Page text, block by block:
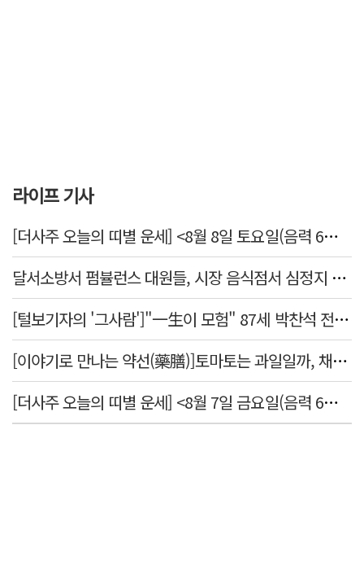
라이프 기사
[더사주 오늘의 띠별 운세] <8월 8일 토요일(음력 6월26일)>
달서소방서 펌뷸런스 대원들, 시장 음식점서 심정지 환자 생명 살려
[털보기자의 '그사람']"一生이 모험" 87세 박찬석 전 경북대 총장
[이야기로 만나는 약선(藥膳)]토마토는 과일일까, 채소일까
[더사주 오늘의 띠별 운세] <8월 7일 금요일(음력 6월25일)>